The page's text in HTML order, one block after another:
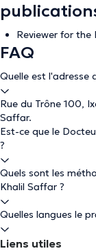
Reviewer for the
FAQ
Quelle est l'adresse
Rue du Trône 100,
Saffar.
Est-ce que le
?
Quels sont les
Khalil Saffar ?
Quelles langues le
Liens utiles